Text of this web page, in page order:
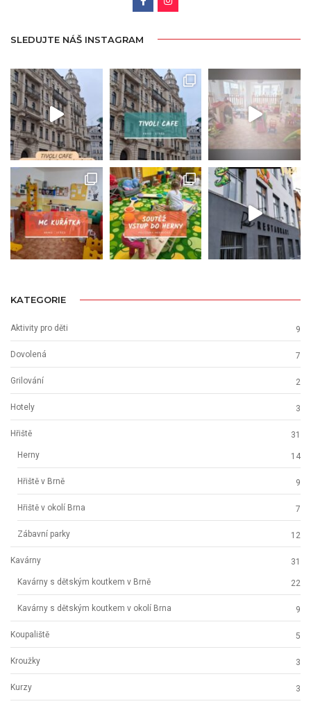
SLEDUJTE NÁŠ INSTAGRAM
KATEGORIE
Aktivity pro děti 9
Dovolená 7
Grilování 2
Hotely 3
Hřiště 31
Herny 14
Hřiště v Brně 9
Hřiště v okolí Brna 7
Zábavní parky 12
Kavárny 31
Kavárny s dětským koutkem v Brně 22
Kavárny s dětským koutkem v okolí Brna 9
Koupaliště 5
Kroužky 3
Kurzy 3